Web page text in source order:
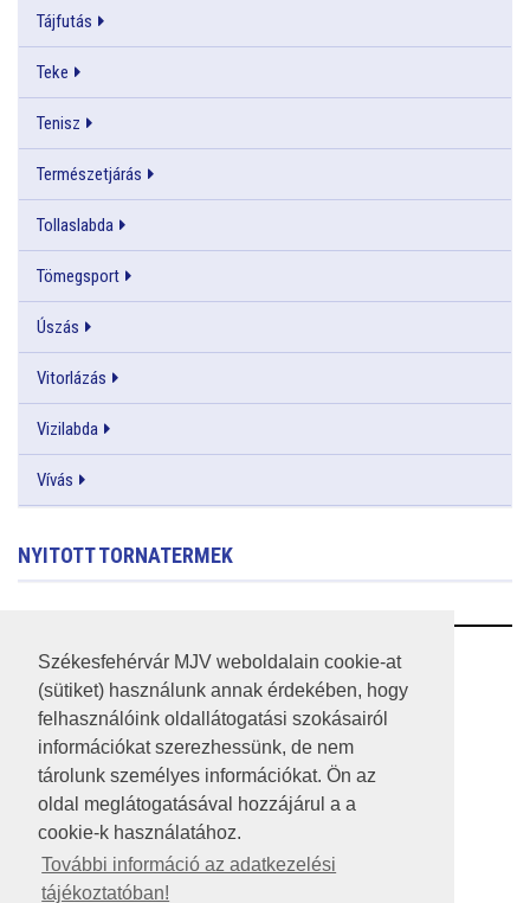
Székesfehérvár MJV weboldalain cookie-at
(sütiket) használunk annak érdekében, hogy
felhasználóink oldallátogatási szokásairól
információkat szerezhessünk, de nem
tárolunk személyes információkat. Ön az
oldal meglátogatásával hozzájárul a a
cookie-k használatához.
További információ az adatkezelési
tájékoztatóban!
Tájfutás
Teke
Tenisz
Természetjárás
Tollaslabda
Tömegsport
Úszás
Vitorlázás
Vizilabda
Vívás
NYITOTT TORNATERMEK
RSS
A HONLAP 2017.03.31-I ÁLLAPOTA
JOGI NYILATKOZAT
IMPRESSZUM
KÖZÉRDEKŰ ADATOK